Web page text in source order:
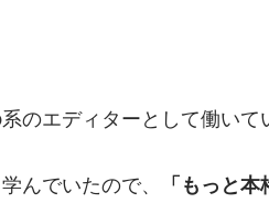
のエディターとして働いて
んでいたので、
「もっと